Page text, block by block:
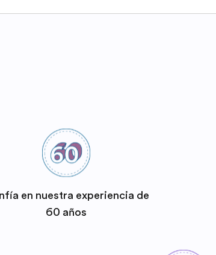
en nuestra experiencia de
60 años